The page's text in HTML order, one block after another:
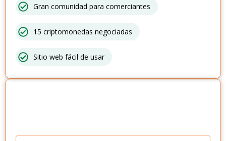
Gran comunidad para comerciantes
15 criptomonedas negociadas
Sitio web fácil de usar